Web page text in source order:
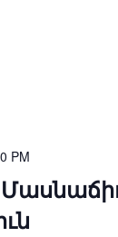
PM